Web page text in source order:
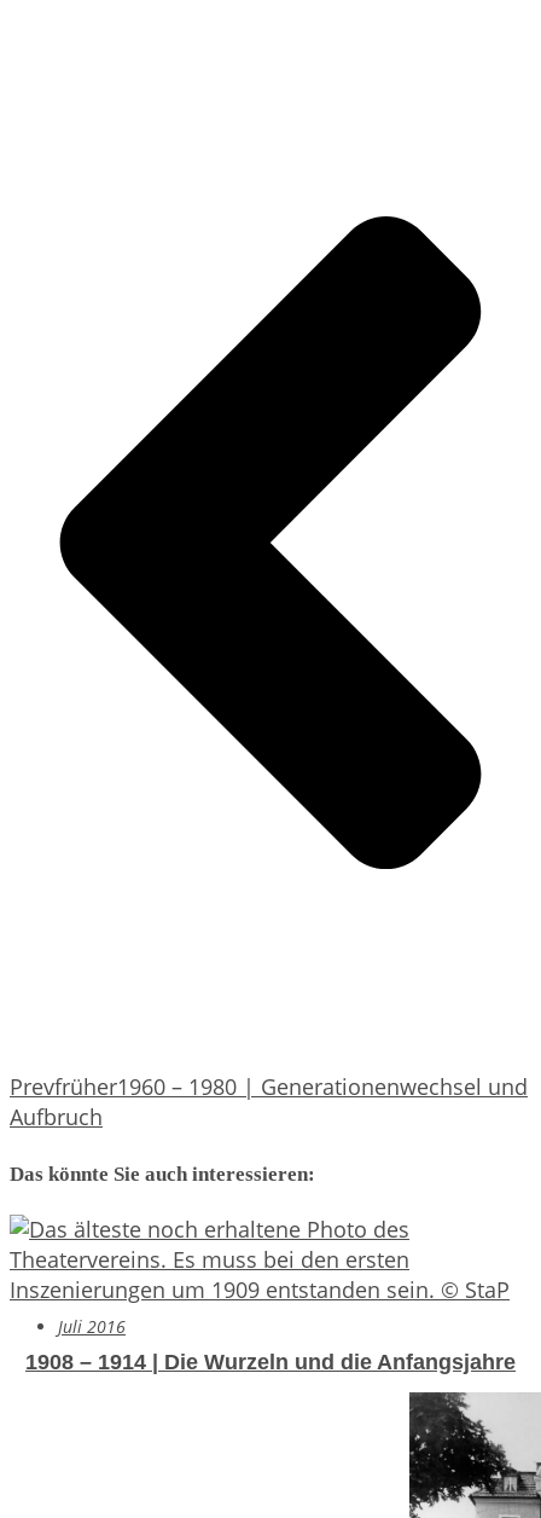
Prevfrüher1960 – 1980 | Generationenwechsel und
Aufbruch
Das könnte Sie auch interessieren:
Juli 2016
1908 – 1914 | Die Wurzeln und die Anfangsjahre